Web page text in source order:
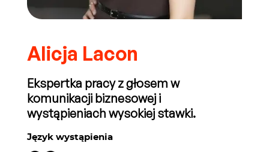
Język wystąpienia
Alicja Lacon
Ekspertka pracy z głosem w
komunikacji biznesowej i
wystąpieniach wysokiej stawki.